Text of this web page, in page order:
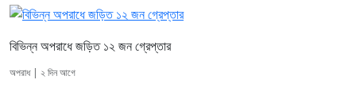
বিভিন্ন অপরাধে জড়িত ১২ জন গ্রেপ্তার
অপরাধ | ২ দিন আগে